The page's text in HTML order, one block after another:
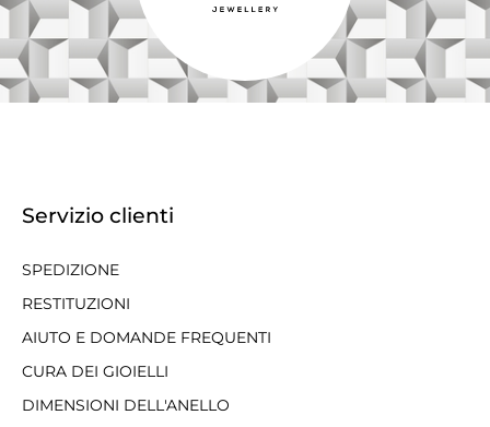
Servizio clienti
SPEDIZIONE
RESTITUZIONI
AIUTO E DOMANDE FREQUENTI
CURA DEI GIOIELLI
DIMENSIONI DELL'ANELLO